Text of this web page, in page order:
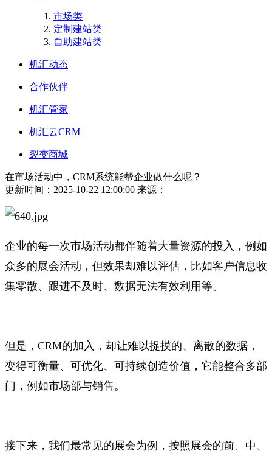
市场类
定制建站类
自助建站类
机汇动态
合作伙伴
机汇管家
机汇云CRM
裂变商城
在市场活动中，CRM系统能帮企业做什么呢？
更新时间：2025-10-22 12:00:00 来源：
企业的每一次市场活动都伴随着大量资源的投入，例如
众多的展会活动，但效果却难以评估，比如客户信息收
集零散、跟进不及时、数据无法有效利用等。
但是，CRM的加入，却让难以捉摸的、离散的数据，
变得可衡量、可优化、可持续创造价值，它能整合多部
门，例如市场部与销售。
接下来，我们最常见的展会为例，按照展会的前、中、